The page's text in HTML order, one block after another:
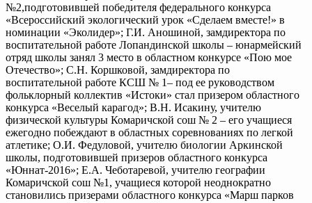
№2,подготовившей победителя федерального конкурса
«Всероссийский экологический урок «Сделаем вместе!» в
номинации «Эколидер»; Г.И. Аношиной, замдиректора по
воспитательной работе Лопандинской школы – юнармейский
отряд школы занял 3 место в областном конкурсе «Пою мое
Отечество»; С.Н. Коршковой, замдиректора по
воспитательной работе КСШ № 1– под ее руководством
фольклорный коллектив «Истоки» стал призером областного
конкурса «Веселый карагод»; В.Н. Исакину, учителю
физической культуры Комаричской сош № 2 – его учащиеся
ежегодно побеждают в областных соревнованиях по легкой
атлетике; О.И. Федуловой, учителю биологии Аркинской
школы, подготовившей призеров областного конкурса
«Юннат-2016»; Е.А. Чеботаревой, учителю географии
Комаричской сош №1, учащиеся которой неоднократно
становились призерами областного конкурса «Марш парков